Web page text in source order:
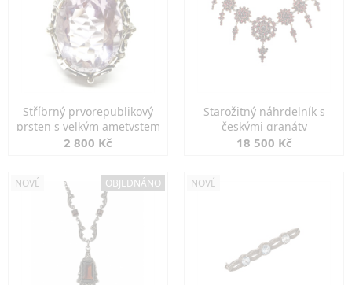
Stříbrný prvorepublikový
prsten s velkým ametystem
2 800 Kč
Starožitný náhrdelník s
českými granáty
18 500 Kč
NOVÉ OBJEDNÁNO NOVÉ